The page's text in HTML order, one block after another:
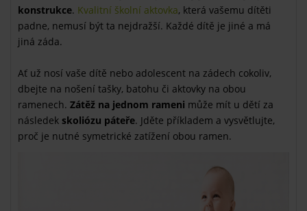
konstrukce. Kvalitní školní aktovka, která vašemu dítěti
padne, nemusí být ta nejdražší. Každé dítě je jiné a má
jiná záda.
Ať už nosí vaše dítě nebo adolescent na zádech cokoliv,
dbejte na nošení tašky, batohu či aktovky na obou
ramenech. Zátěž na jednom rameni může mít u dětí za
následek skoliózu páteře. Jděte příkladem a vysvětlujte,
proč je nutné symetrické zatížení obou ramen.